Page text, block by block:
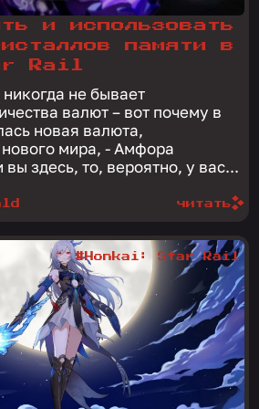
и использовать
памяти в
Rail
не бывает
валют – вот почему в
новая валюта,
мира, - Амфора
Если вы здесь, то, вероятно, у вас...
читать
#Honkai: Star Rail